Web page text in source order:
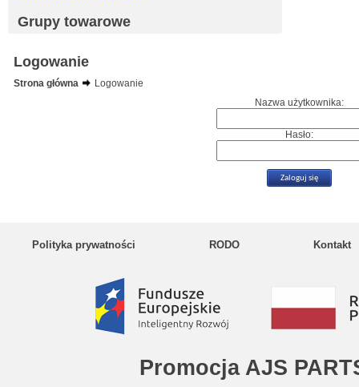
Grupy towarowe
Logowanie
Strona główna
Logowanie
Nazwa użytkownika:
Hasło:
Polityka prywatności RODO Kontakt
Promocja AJS